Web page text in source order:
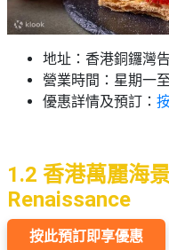
地址：香港銅鑼灣
營業時間：星期一
優惠詳情及預訂：
1.2 香港萬麗海
Renaissance
按此預訂即享優惠